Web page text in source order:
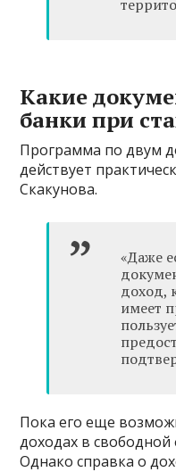
Какие
банки при
Программа по двум
действует
Скакунова.
«Даже
доход,
имеет
Пока его еще
доходах в
Однако справка о